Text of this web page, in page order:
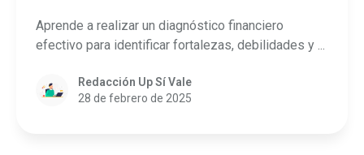
Aprende a realizar un diagnóstico financiero
efectivo para identificar fortalezas, debilidades y ...
Redacción Up Sí Vale
28 de febrero de 2025